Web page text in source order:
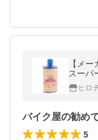
【メ
スーパ
クルエ
ヒロ
5